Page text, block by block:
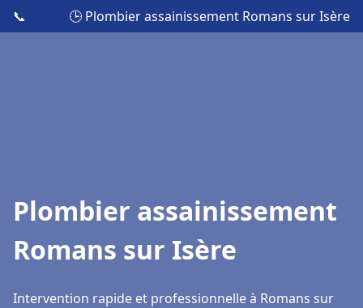
📞 🕒 Plombier assainissement Romans sur Isère
Plombier assainissement
Romans sur Isère
Intervention rapide et professionnelle à Romans sur